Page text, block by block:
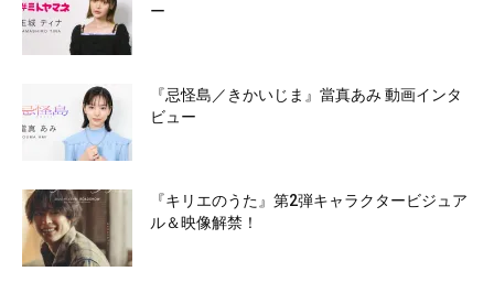
ー
『忌怪島／きかいじま』當真あみ 動画インタ
ビュー
『キリエのうた』第2弾キャラクタービジュア
ル＆映像解禁！